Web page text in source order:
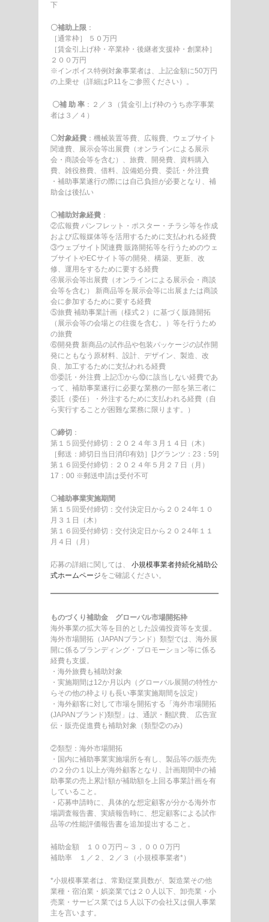
下
〇補助上限 ：
［通常枠］ ５０万円
［賃金引上げ枠・卒業枠・後継者支援枠・創業枠］
２００万円
※インボイス特例対象事業者は、上記金額に50万円
の上乗せ（詳細はP.11をご参照ください）。
〇補 助 率 ：２／３（賃金引上げ枠のうち赤字事業
者は３／４）
〇対象経費 ：機械装置等費、広報費、ウェブサイト
関連費、展示会等出展費（オンラインによる展示
会・商談会等を含む）、旅費、開発費、資料購入
費、雑役務費、借料、設備処分費、委託・外注費
・補助事業遂行の際には自己負担が必要となり、補
助金は後払い
〇補助対象経費 ：
②広報費 パンフレット・ポスター・チラシ等を作成
および広報媒体等を活用するために支払われる経費
③ウェブサイト関連費 販路開拓等を行うためのウェ
ブサイトやECサイト等の開発、構築、更新、改
修、運用をするために要する経費
④展示会等出展費（オンラインによる展示会・商談
会等を含む） 新商品等を展示会等に出展または商談
会に参加するために要する経費
⑤旅費 補助事業計画（様式２）に基づく販路開拓
（展示会等の会場との往復を含む。）等を行うため
の旅費
⑥開発費 新商品の試作品や包装パッケージの試作開
発にともなう原材料、設計、デザイン、製造、改
良、加工するために支払われる経費
⑪委託・外注費 上記①から⑩に該当しない経費であ
って、補助事業遂行に必要な業務の一部を第三者に
委託（委任）・外注するために支払われる経費（自
ら実行することが困難な業務に限ります。）
〇締切 ：
第１５回受付締切：２０２４年３月１４日（木）
［郵送：締切日当日消印有効］[Jグランツ：23：59]
第１６回受付締切：２０２４年５月２７日（月）
17：00 ※郵送申請は受付不可
〇補助事業実施期間
第１５回受付締切：交付決定日から２０２4年１０
月３１日（木）
第１６回受付締切：交付決定日から２０２4年１１
月４日（月）
応募の詳細に関しては、
小規模事業者持続化補助公
式ホームページをご確認ください。
ものづくり補助金 グローバル市場開拓枠
海外事業の拡大等を目的とした設備投資等を支援。
海外市場開拓（JAPANブランド）類型では、海外展
開に係るブランディング・プロモーション等に係る
経費も支援。
・海外旅費も補助対象
・実施期間は12か月以内（グローバル展開の特性か
らその他の枠よりも長い事業実施期間を設定）
・海外顧客に対して市場を開拓する「海外市場開拓
(JAPANブランド)類型」は、通訳・翻訳費、 広告宣
伝・販売促進費も補助対象（類型②のみ)
②類型：海外市場開拓
・国内に補助事業実施場所を有し、製品等の販売先
の２分の１以上が海外顧客となり、計画期間中の補
助事業の売上累計額が補助額を上回る事業計画を有
していること。
・応募申請時に、具体的な想定顧客が分かる海外市
場調査報告書、実績報告時に、想定顧客による試作
品等の性能評価報告書を追加提出すること。
補助金額 １００万円～３，０００万円
補助率 １／２、２／３（小規模事業者*）
*小規模事業者は、常勤従業員数が、製造業その他
業種・宿泊業・娯楽業では２０人以下、卸売業・小
売業・サービス業では５人以下の会社又は個人事業
主を言います。